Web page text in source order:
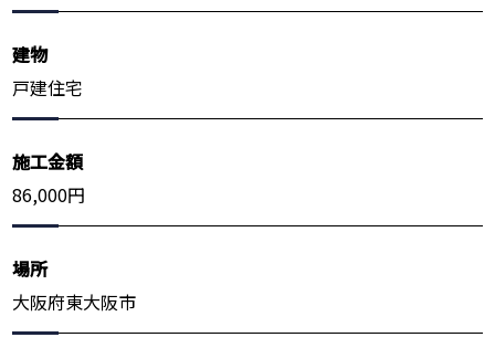
建物
戸建住宅
施工金額
86,000円
場所
大阪府東大阪市